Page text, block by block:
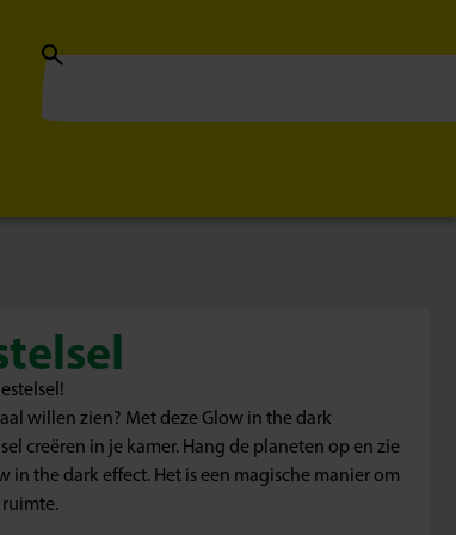
willen zien? Met deze Glow in the dark
creëren in je kamer. Hang de planeten op en zie
in the dark effect. Het is een magische manier om
ruimte.